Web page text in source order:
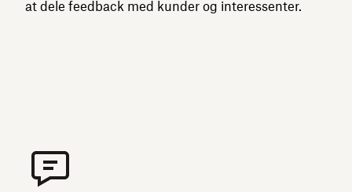
at dele feedback med kunder og interessenter.